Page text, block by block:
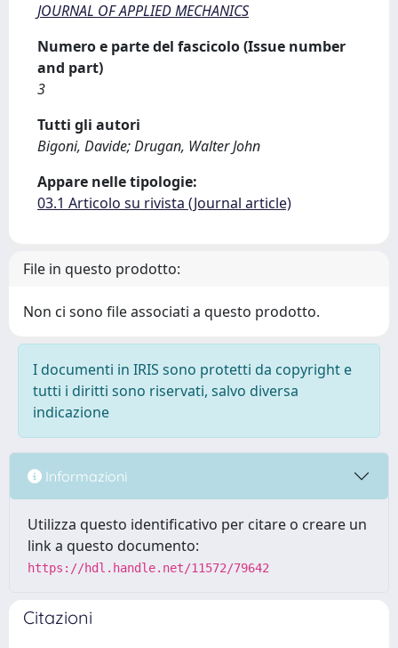
JOURNAL OF APPLIED MECHANICS
Numero e parte del fascicolo (Issue number
and part)
3
Tutti gli autori
Bigoni, Davide; Drugan, Walter John
Appare nelle tipologie:
03.1 Articolo su rivista (Journal article)
File in questo prodotto:
Non ci sono file associati a questo prodotto.
I documenti in IRIS sono protetti da copyright e
tutti i diritti sono riservati, salvo diversa
indicazione
Informazioni
Utilizza questo identificativo per citare o creare un
link a questo documento:
https://hdl.handle.net/11572/79642
Citazioni